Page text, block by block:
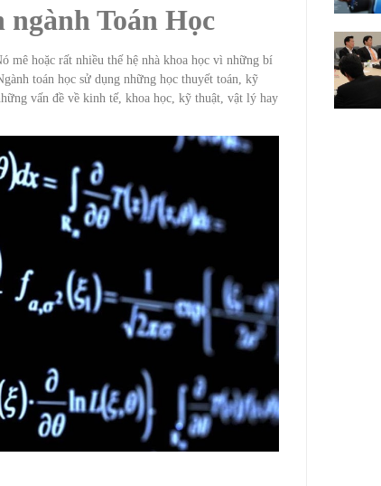
Toán Học
mê hoặc rất nhiều thế hệ nhà khoa học vì những bí
toán học sử dụng những học thuyết toán, kỹ
vấn đề về kinh tế, khoa học, kỹ thuật, vật lý hay